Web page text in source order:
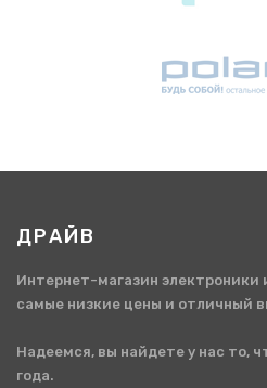
ДРАЙВ
Интернет-магазин электроники
самые низкие цены и отличный
Надеемся, вы найдете у нас то,
года.